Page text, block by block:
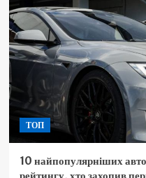
ТОП
10 найпопулярніших